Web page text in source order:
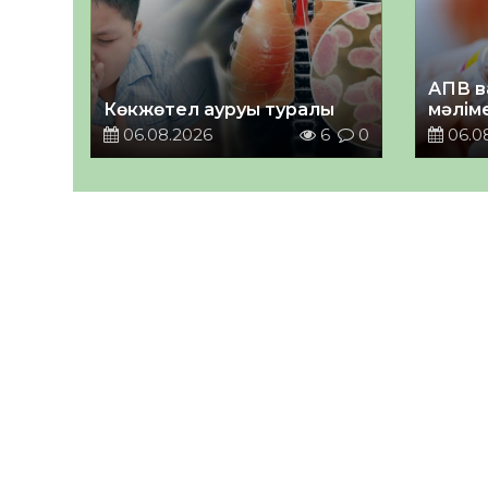
Көкжөтел ауруы туралы
06.08.2026
6 0
АПВ